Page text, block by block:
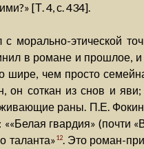
[Т. 4, с. 434].
морально-этической
в романе и прошлое,
шире, чем просто
соткан из снов и
раны. П.Е. Фокин
гвардия» (почти
таланта»12. Это роман-